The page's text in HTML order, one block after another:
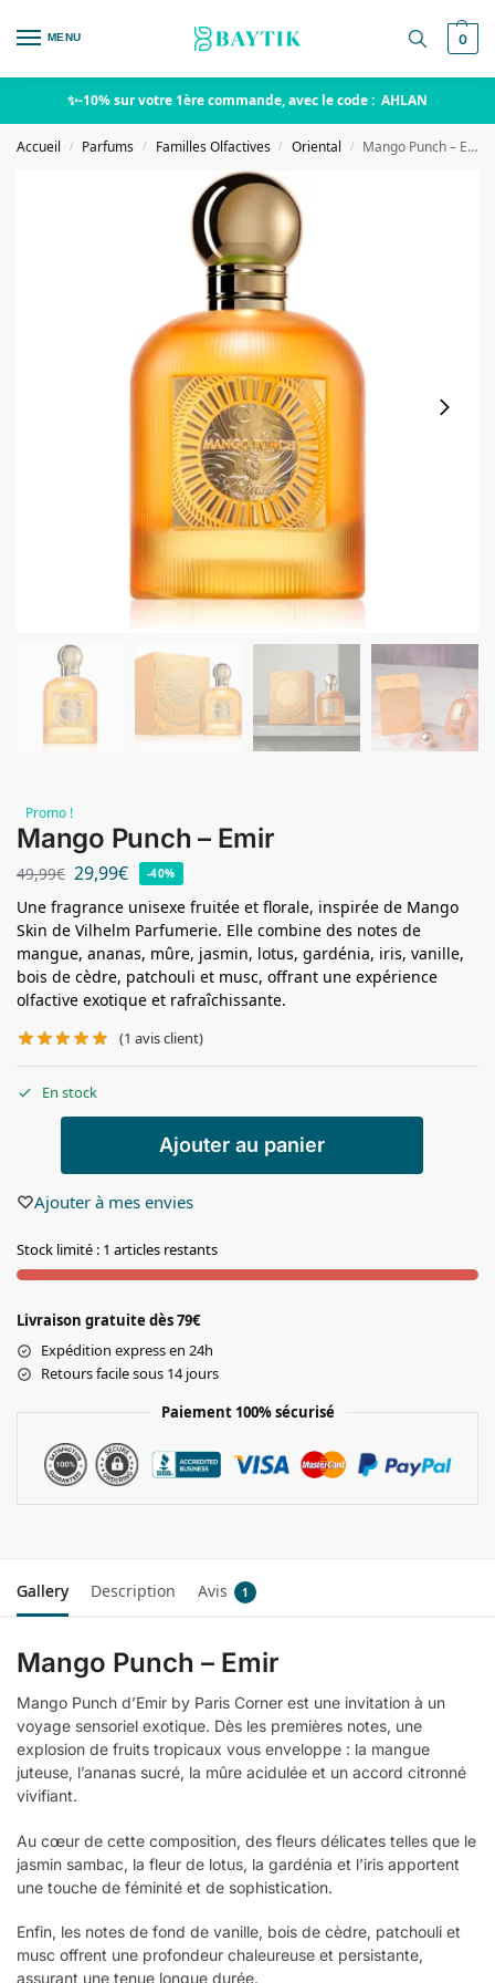
MENU 0
✨-10% sur votre 1ère commande, avec le code : AHLAN
Accueil / Parfums / Familles Olfactives / Oriental / Mango Punch – Emir
Promo !
Mango Punch – Emir
49,99€ 29,99€ -40%
Une fragrance unisexe fruitée et florale, inspirée de Mango
Skin de Vilhelm Parfumerie. Elle combine des notes de
mangue, ananas, mûre, jasmin, lotus, gardénia, iris, vanille,
bois de cèdre, patchouli et musc, offrant une expérience
olfactive exotique et rafraîchissante.
(1 avis client)
En stock
Ajouter au panier
Ajouter à mes envies
Stock limité : 1 articles restants
Livraison gratuite dès 79€
Expédition express en 24h
Retours facile sous 14 jours
Paiement 100% sécurisé
Gallery Description Avis 1
Mango Punch – Emir
Mango Punch d’Emir by Paris Corner est une invitation à un
voyage sensoriel exotique. Dès les premières notes, une
explosion de fruits tropicaux vous enveloppe : la mangue
juteuse, l’ananas sucré, la mûre acidulée et un accord citronné
vivifiant.
Au cœur de cette composition, des fleurs délicates telles que le
jasmin sambac, la fleur de lotus, la gardénia et l’iris apportent
une touche de féminité et de sophistication.
Enfin, les notes de fond de vanille, bois de cèdre, patchouli et
musc offrent une profondeur chaleureuse et persistante,
assurant une tenue longue durée.